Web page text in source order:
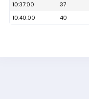
10:37:00
37
10:40:00
40